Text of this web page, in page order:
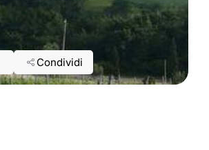
Condividi